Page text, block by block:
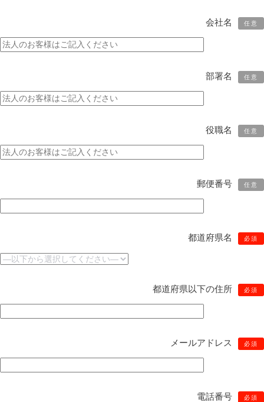
会社名 任意
部署名 任意
役職名 任意
郵便番号 任意
都道府県名 必須
都道府県以下の住所 必須
メールアドレス 必須
電話番号 必須